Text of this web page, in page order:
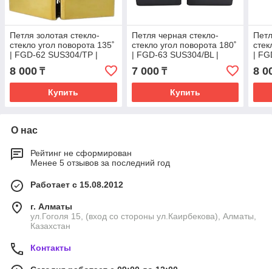
Петля золотая стекло-
стекло угол поворота 135˚
| FGD-62 SUS304/TP |
Золотая
8 000 ₸
Купить
Петля черная стекло-
стекло угол поворота 180˚
| FGD-63 SUS304/BL |
Черная матовая
7 000₸
Купить
|
8
О нас
Рейтинг не сформирован
Менее 5 отзывов за последний год
Работает с 15.08.2012
г. Алматы
ул.Гоголя 15, (вход со стороны ул.Каирбекова), Алматы,
Казахстан
Контакты